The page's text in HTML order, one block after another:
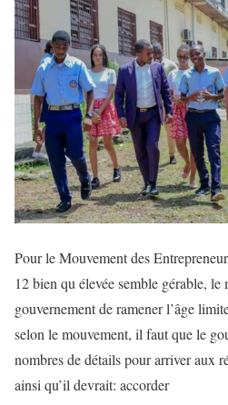
Pour le Mouvement des
12 bien qu élevée semble gérable, le
gouvernement de ramener l’âge
selon le mouvement, il faut que le
nombres de détails pour arriver aux
ainsi qu’il devrait: accorder